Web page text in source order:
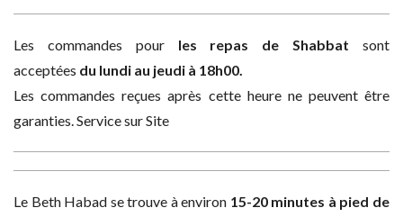
Les commandes pour les repas de Shabbat sont
acceptées du lundi au jeudi à 18h00.
Les commandes reçues après cette heure ne peuvent être
garanties. Service sur Site
Le Beth Habad se trouve à environ 15-20 minutes à pied de